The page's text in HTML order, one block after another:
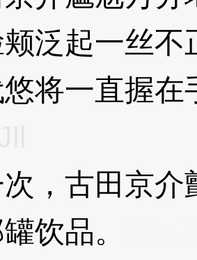
泛起一丝不
一直握在
古田京介
饮品。